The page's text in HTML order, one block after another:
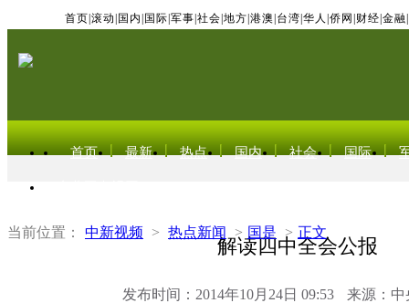
首页 滚动 国内 国际 军事 社会 地方 港澳 台湾 华人 侨网 财经 金融
首页 最新 热点 国内 社会 国际
当前位置： 中新视频 > 热点新闻 > 国是 > 正文
解读四中全会公报
发布时间：2014年10月24日 09:53 来源：中